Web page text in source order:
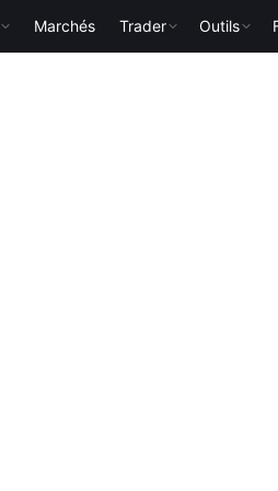
Marchés Trader Outils